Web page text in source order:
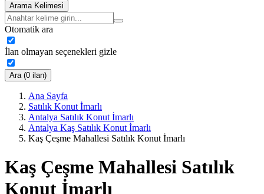
Arama Kelimesi
Otomatik ara
İlan olmayan seçenekleri gizle
Ara (0 ilan)
Ana Sayfa
Satılık Konut İmarlı
Antalya Satılık Konut İmarlı
Antalya Kaş Satılık Konut İmarlı
Kaş Çeşme Mahallesi Satılık Konut İmarlı
Kaş Çeşme Mahallesi Satılık
Konut İmarlı